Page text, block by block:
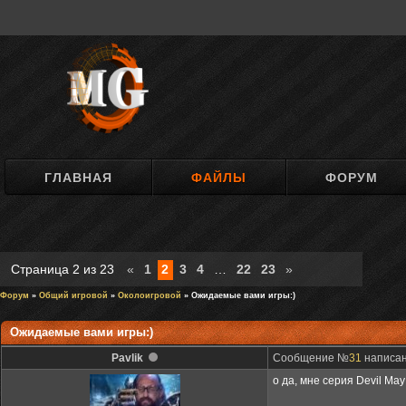
ГЛАВНАЯ ФАЙЛЫ ФОРУМ
Страница 2 из 23 « 1 2 3 4 22 23 »
Форум » Общий игровой » Околоигровой » Ожидаемые вами игры:)
Ожидаемые вами игры:)
Pavlik Сообщение №31
о да, мне серия Devil